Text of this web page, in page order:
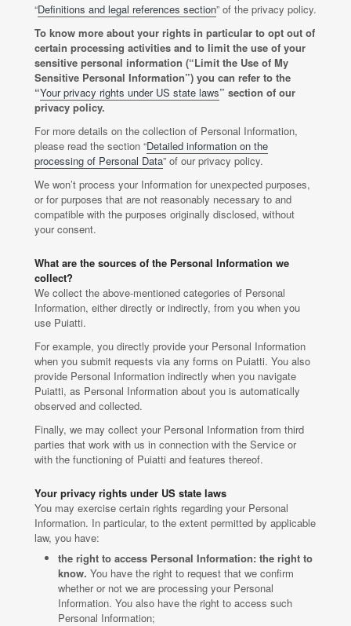
“Definitions and legal references section” of the privacy policy.
To know more about your rights in particular to opt out of
certain processing activities and to limit the use of your
sensitive personal information (“Limit the Use of My
Sensitive Personal Information”) you can refer to the
“Your privacy rights under US state laws” section of our
privacy policy.
For more details on the collection of Personal Information,
please read the section “Detailed information on the
processing of Personal Data” of our privacy policy.
We won’t process your Information for unexpected purposes,
or for purposes that are not reasonably necessary to and
compatible with the purposes originally disclosed, without
your consent.
What are the sources of the Personal Information we
collect?
We collect the above-mentioned categories of Personal
Information, either directly or indirectly, from you when you
use Puiatti.
For example, you directly provide your Personal Information
when you submit requests via any forms on Puiatti. You also
provide Personal Information indirectly when you navigate
Puiatti, as Personal Information about you is automatically
observed and collected.
Finally, we may collect your Personal Information from third
parties that work with us in connection with the Service or
with the functioning of Puiatti and features thereof.
Your privacy rights under US state laws
You may exercise certain rights regarding your Personal
Information. In particular, to the extent permitted by applicable
law, you have:
the right to access Personal Information: the right to
know. You have the right to request that we confirm
whether or not we are processing your Personal
Information. You also have the right to access such
Personal Information;